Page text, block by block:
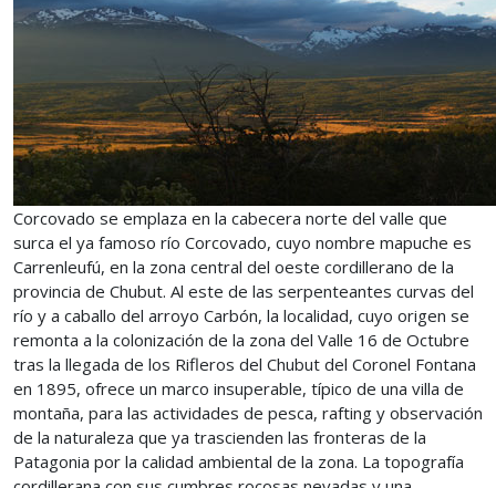
Corcovado se emplaza en la cabecera norte del valle que
surca el ya famoso río Corcovado, cuyo nombre mapuche es
Carrenleufú, en la zona central del oeste cordillerano de la
provincia de Chubut. Al este de las serpenteantes curvas del
río y a caballo del arroyo Carbón, la localidad, cuyo origen se
remonta a la colonización de la zona del Valle 16 de Octubre
tras la llegada de los Rifleros del Chubut del Coronel Fontana
en 1895, ofrece un marco insuperable, típico de una villa de
montaña, para las actividades de pesca, rafting y observación
de la naturaleza que ya trascienden las fronteras de la
Patagonia por la calidad ambiental de la zona. La topografía